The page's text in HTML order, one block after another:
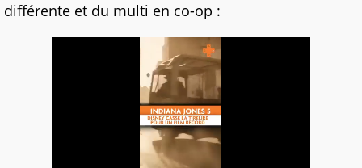
différente et du multi en co-op :